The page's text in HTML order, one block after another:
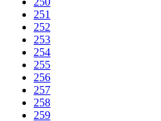
251
252
253
254
255
256
257
258
259